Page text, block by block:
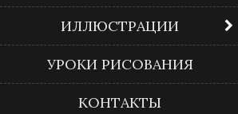
ИЛЛЮСТРАЦИИ
УРОКИ РИСОВАНИЯ
КОНТАКТЫ